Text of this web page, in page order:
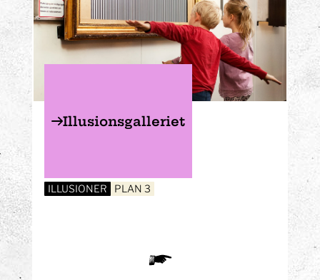
Illusionsgalleriet
ILLUSIONER PLAN 3